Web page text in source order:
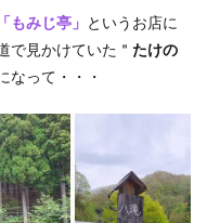
「もみじ亭」
というお店に
で見かけていた＂ たけの
なって・・・